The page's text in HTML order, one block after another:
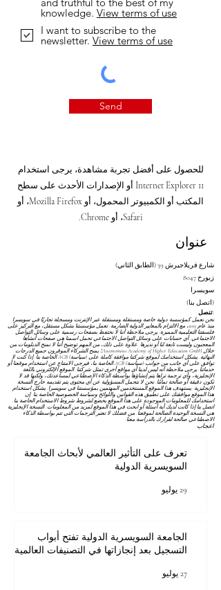
knowledge. View terms of use
I want to subscribe to the
newsletter. View terms of use
Send
للحصول على أفضل تجربة مشاهدة، يرجى استخدام
Internet Explorer 11 أو الإصدارات الأحدث على سطح
المكتب أو الكمبيوتر المحمول، أو Mozilla Firefox، أو
Safari، أو Chrome.
عنوان
شارع فريلاجيرش 39 (الطابق الثاني)
8047 زيورخ
سويسرا
(اتصل بنا)
تنصل:
نحن نعمل كمؤسسة دولية خاصة ومستقلة ومستقلة عبر الإنترنت ومسجلة تجاريًا في سويسرا
منذ عام 2013، مع الالتزام بالمعايير الدولية الصارمة. تعمل مؤسستنا بشكل مستقل، مع التركيز على
فلسفتنا التعليمية المميزة. يرجى ملاحظة أننا لا نحتفظ بصفحات رسمية على وسائل التواصل
الاجتماعي. أي حسابات على وسائل التواصل الاجتماعي تحمل اسمنا هي صفحات أنشأها
المعجبون وليست تابعة لنا أو نديرها. علاوة على ذلك، من المهم توضيح أننا لا نمنح الدبلومات من
خلال Autonomous Academy of Higher Education GmbH؛ يمنح الشركاء الموقرون جميع الدرجات
النهائية. يشكل استخدامك لموقع شركتنا موافقة كاملة على (سياسة) AGB
الخاصة بنا. إذا كنت لا
توافق على أي جانب من جوانب (سياسة) AGB
الخاصة بنا، فيرجى الامتناع عن استخدام موقعنا أو
خدماتنا. يرجى ملاحظة أنه ليس لدينا أي مواقع أخرى تمثل شركتنا. الموقع الإلكتروني باللغة
الإنجليزية، وأي ترجمة تراها يتم إنشاؤها بواسطة الذكاء الاصطناعي لمساعدتك، ولكنها قد لا
تكون دقيقة أو صالحة تمامًا. نحن لا نتحمل المسؤولية عن أي محتوى يتم تقديمه خارج النسخة
الإنجليزية. يستهدف هذا الموقع المستخدمين المهتمين بمؤسستنا في سويسرا. يشكل استخدام
هذا الموقع موافقتك على تطبيق هذه القوانين واللوائح وسياسة الخصوصية الخاصة بنا. إن
استخدامك للمعلومات الموجودة على هذا الموقع يخضع لشروط شروط الاستخدامالخاصة بنا.
اتصل بنا إذا كانت لديك أية أسئلة أو ابحث في هذا الموقع لمزيد من المعلومات. النسخة الإنجليزية
هي النسخة الوحيدة الصالحة لموقعنا. من فضلك لا تعتبر الترجمات التي تتم بواسطة الذكاء
الاصطناعي صالحة لقرارك بالدراسة معنا.
اعجاب
تعرف على التأثير العالمي لأبحاث الجامعة
السويسرية الدولية
29 يوليو
الجامعة السويسرية الدولية تفتح أبواب
التسجيل بعد إنجازاتها في التصنيفات العالمية
27 يوليو